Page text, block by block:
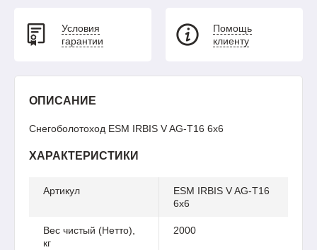
Условия
гарантии
Помощь
клиенту
ОПИСАНИЕ
Снегоболотоход ESM IRBIS V AG-T16 6x6
ХАРАКТЕРИСТИКИ
Артикул
ESM IRBIS V AG-T16
6x6
Вес чистый (Нетто),
кг
2000